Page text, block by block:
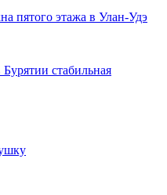
пятого этажа в Улан-Удэ
стабильная